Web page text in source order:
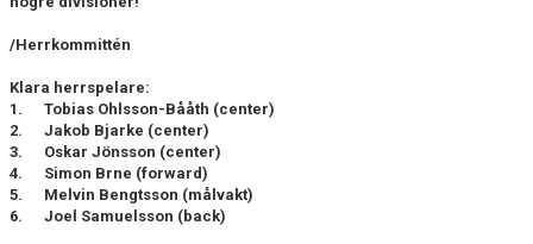
/Herrkommittén
Klara herrspelare:
1. Tobias Ohlsson-Bååth (center)
2. Jakob Bjarke (center)
3. Oskar Jönsson (center)
4. Simon Brne (forward)
5. Melvin Bengtsson (målvakt)
6. Joel Samuelsson (back)